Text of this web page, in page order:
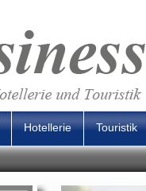
Hotellerie Touristik